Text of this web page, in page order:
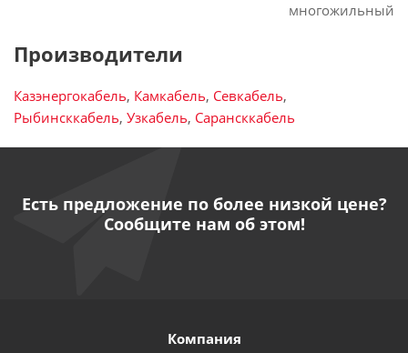
многожильный
Производители
Казэнергокабель, Камкабель, Севкабель,
Рыбинсккабель, Узкабель, Сарансккабель
Есть предложение по более низкой цене?
Сообщите нам об этом!
Компания